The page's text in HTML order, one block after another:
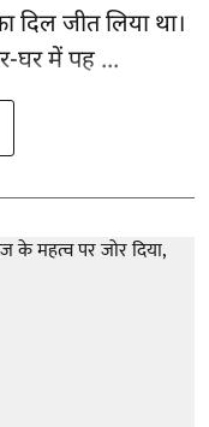
जीत लिया था।
घर में पह ...